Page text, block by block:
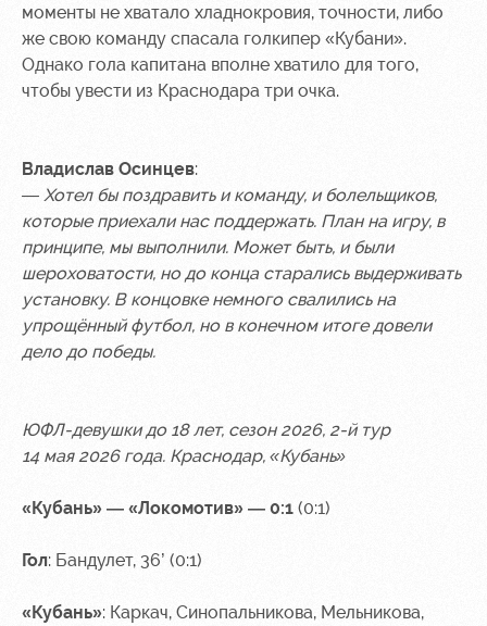
моменты не хватало хладнокровия, точности, либо
же свою команду спасала голкипер «Кубани».
Однако гола капитана вполне хватило для того,
чтобы увести из Краснодара три очка.
Владислав Осинцев:
— Хотел бы поздравить и команду, и болельщиков,
которые приехали нас поддержать. План на игру, в
принципе, мы выполнили. Может быть, и были
шероховатости, но до конца старались выдерживать
установку. В концовке немного свалились на
упрощённый футбол, но в конечном итоге довели
дело до победы.
ЮФЛ-девушки до 18 лет, сезон 2026, 2-й тур
14 мая 2026 года. Краснодар, «Кубань»
«Кубань» — «Локомотив» — 0:1 (0:1)
Гол: Бандулет, 36’ (0:1)
«Кубань»: Каркач, Синопальникова, Мельникова,